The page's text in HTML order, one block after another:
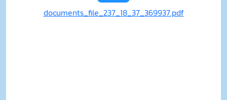
documents_file_237_18_37_369937.pdf